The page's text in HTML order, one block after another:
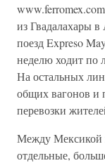
из Гвадалахары
поезд Expreso
неделю ходит по
На остальных
общих вагонов и
перевозки
Между Мексикой
отдельные,